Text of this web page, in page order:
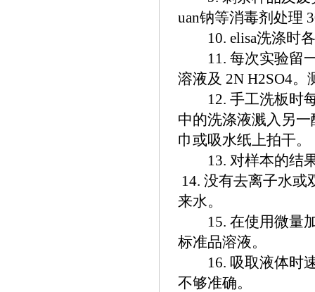
uan钠等消毒剂处理
10. elisa洗涤时各
11. 每次实验留一
溶液及 2N H2SO4
12. 手工洗板时每
中的洗涤液溅入另
巾或吸水纸上拍干。
13. 对样本的结果
14. 没有去离子水
来水。
15. 在使用微量加
标准品溶液。
16. 吸取液体时速
不够准确。